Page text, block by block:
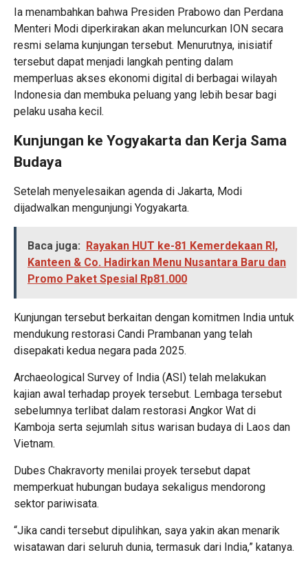
Ia menambahkan bahwa Presiden Prabowo dan Perdana
Menteri Modi diperkirakan akan meluncurkan ION secara
resmi selama kunjungan tersebut. Menurutnya, inisiatif
tersebut dapat menjadi langkah penting dalam
memperluas akses ekonomi digital di berbagai wilayah
Indonesia dan membuka peluang yang lebih besar bagi
pelaku usaha kecil.
Kunjungan ke Yogyakarta dan Kerja Sama
Budaya
Setelah menyelesaikan agenda di Jakarta, Modi
dijadwalkan mengunjungi Yogyakarta.
Baca juga: Rayakan HUT ke-81 Kemerdekaan RI,
Kanteen & Co. Hadirkan Menu Nusantara Baru dan
Promo Paket Spesial Rp81.000
Kunjungan tersebut berkaitan dengan komitmen India untuk
mendukung restorasi Candi Prambanan yang telah
disepakati kedua negara pada 2025.
Archaeological Survey of India (ASI) telah melakukan
kajian awal terhadap proyek tersebut. Lembaga tersebut
sebelumnya terlibat dalam restorasi Angkor Wat di
Kamboja serta sejumlah situs warisan budaya di Laos dan
Vietnam.
Dubes Chakravorty menilai proyek tersebut dapat
memperkuat hubungan budaya sekaligus mendorong
sektor pariwisata.
“Jika candi tersebut dipulihkan, saya yakin akan menarik
wisatawan dari seluruh dunia, termasuk dari India,” katanya.